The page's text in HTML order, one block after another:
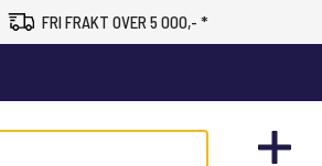
FRI FRAKT OVER 5 000,- *